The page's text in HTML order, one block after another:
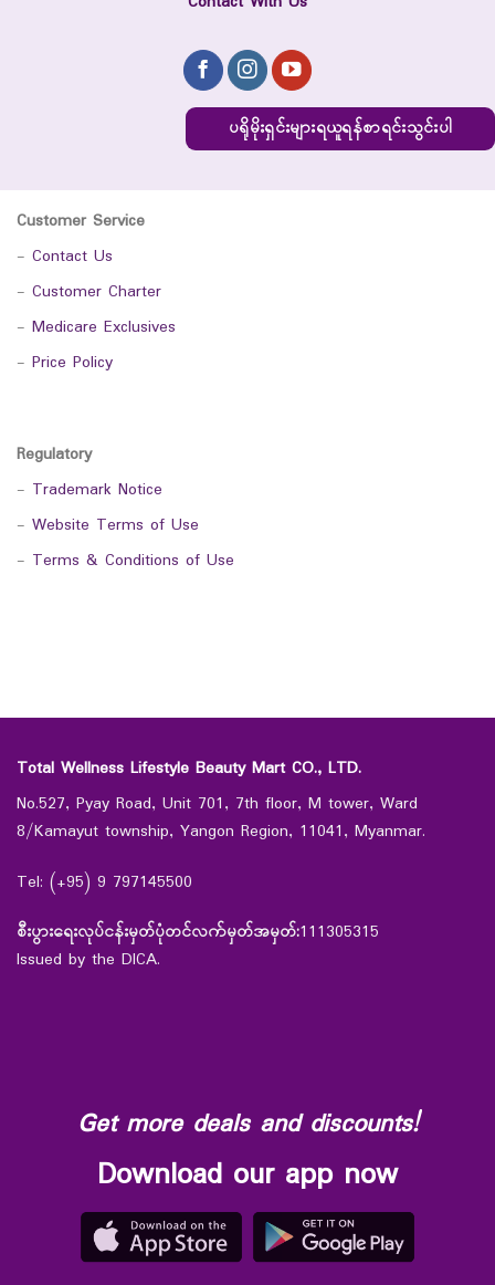
ပရိုမိုးရှင်းများရယူရန်စာရင်းသွင်းပါ
Customer Service
- Contact Us
- Customer Charter
- Medicare Exclusives
- Price Policy
Regulatory
- Trademark Notice
- Website Terms of Use
- Terms & Conditions of Use
Total Wellness Lifestyle Beauty Mart CO., LTD.
No.527, Pyay Road, Unit 701, 7th floor, M tower, Ward
8/Kamayut township, Yangon Region, 11041, Myanmar.
Tel: (+95) 9 797145500
စီးပွားရေးလုပ်ငန်းမှတ်ပုံတင်လက်မှတ်အမှတ်:111305315
Issued by the DICA.
Get more deals and discounts!
Download our app now